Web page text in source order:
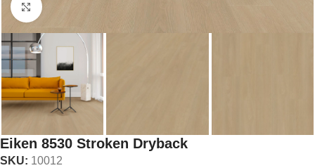
Klik om te vergroten
Eiken 8530 Stroken Dryback
SKU: 10012